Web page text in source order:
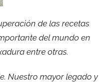
de las recetas
del mundo en
entre otras.
Nuestro mayor legado y